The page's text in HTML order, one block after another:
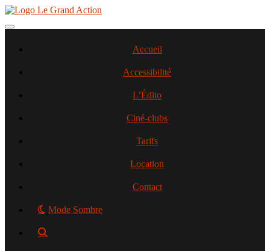
Aller
contenu
Toggle navigation
Accueil
Accessibilité
L’Édito
Ciné-clubs
Tarifs
Location
Contact
Mode Sombre